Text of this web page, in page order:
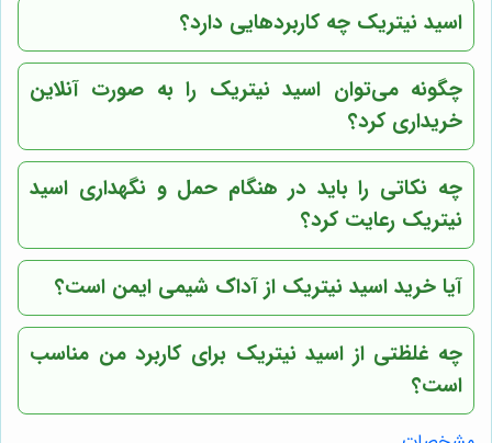
اسید نیتریک چه کاربردهایی دارد؟
چگونه می‌توان اسید نیتریک را به صورت آنلاین
خریداری کرد؟
چه نکاتی را باید در هنگام حمل و نگهداری اسید
نیتریک رعایت کرد؟
آیا خرید اسید نیتریک از آداک شیمی ایمن است؟
چه غلظتی از اسید نیتریک برای کاربرد من مناسب
است؟